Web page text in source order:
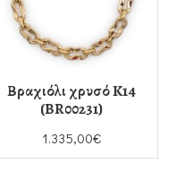
Βραχιόλι χρυσό K14
(BR00231)
1.335,00€